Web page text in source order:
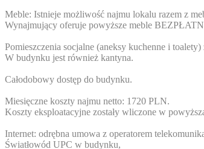
Meble: Istnieje możliwość najmu lokalu razem z
Wynajmujący oferuje powyższe meble
Pomieszczenia socjalne (aneksy kuchenne i
W budynku jest również kantyna.
Całodobowy dostęp do budynku.
Miesięczne koszty najmu netto: 1720 PLN.
Koszty eksploatacyjne zostały wliczone w
Internet: odrębna umowa z operatorem
Światłowód UPC w budynku,